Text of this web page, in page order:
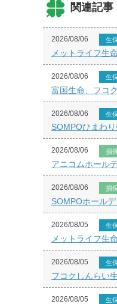
関連記事
2026/08/06 生
メットライフ生
2026/08/06 生
富国生命、フコ
2026/08/06 生
SOMPOひまわ
2026/08/06 損
アニコムホール
2026/08/06 損
SOMPOホール
2026/08/05 生
メットライフ生
2026/08/05 生
フコクしんらい
2026/08/05 生